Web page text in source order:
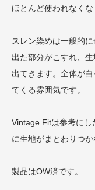
ほとんど使われなくな
スレン染めは一般的
出た部分がこすれ、
出てきます。全体が
てくる雰囲気です。
Vintage Fitは参考にし
に生地がまとわりつか
製品はOW済です。